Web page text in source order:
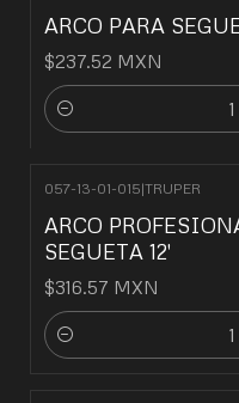
ARCO PARA
$237.52 MXN
Cantidad
057-13-01-015|TRUPER
ARCO
SEGUETA 12'
$316.57 MXN
Cantidad